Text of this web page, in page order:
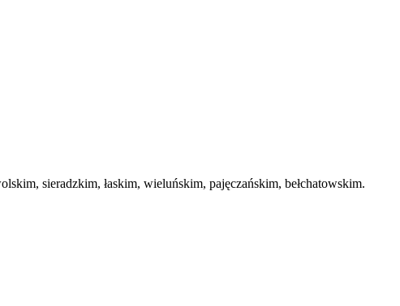
sieradzkim, łaskim, wieluńskim, pajęczańskim, bełchatowskim.